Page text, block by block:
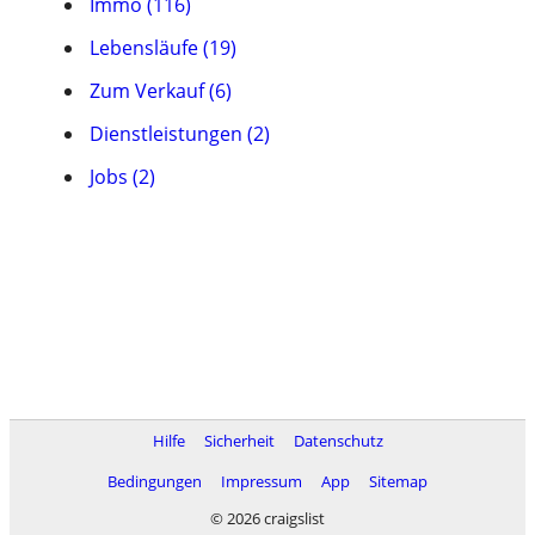
Lebensläufe (19)
Zum Verkauf (6)
Dienstleistungen (2)
Jobs (2)
Hilfe Sicherheit
Datenschutz
Bedingungen
Impressum App
Sitemap
© 2026 craigslist